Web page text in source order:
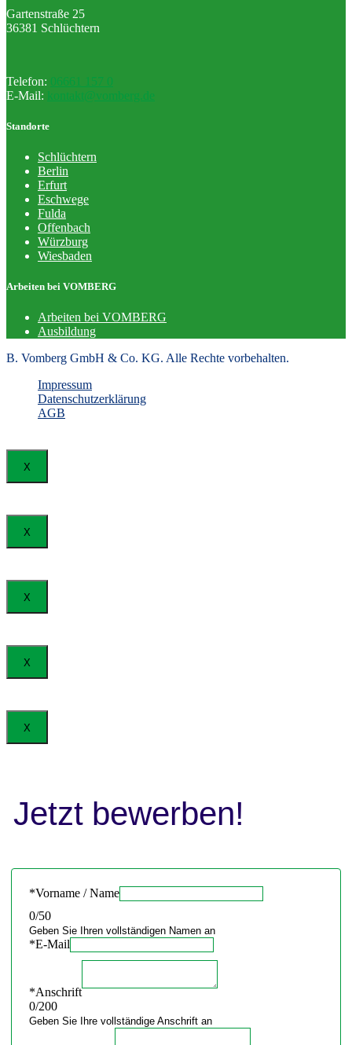
Gartenstraße 25
36381 Schlüchtern
Telefon: 06661 157 0
E-Mail: kontakt@vomberg.de
Standorte
Schlüchtern
Berlin
Erfurt
Eschwege
Fulda
Offenbach
Würzburg
Wiesbaden
Arbeiten bei VOMBERG
Arbeiten bei VOMBERG
Ausbildung
B. Vomberg GmbH & Co. KG. Alle Rechte vorbehalten.
Impressum
Datenschutzerklärung
AGB
X
X
X
X
X
Jetzt bewerben!
*Vorname / Name
0/50
Geben Sie Ihren vollständigen Namen an
*E-Mail
*Anschrift
0/200
Geben Sie Ihre vollständige Anschrift an